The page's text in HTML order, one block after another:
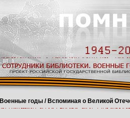
Военные годы / Вспоминая о Великой